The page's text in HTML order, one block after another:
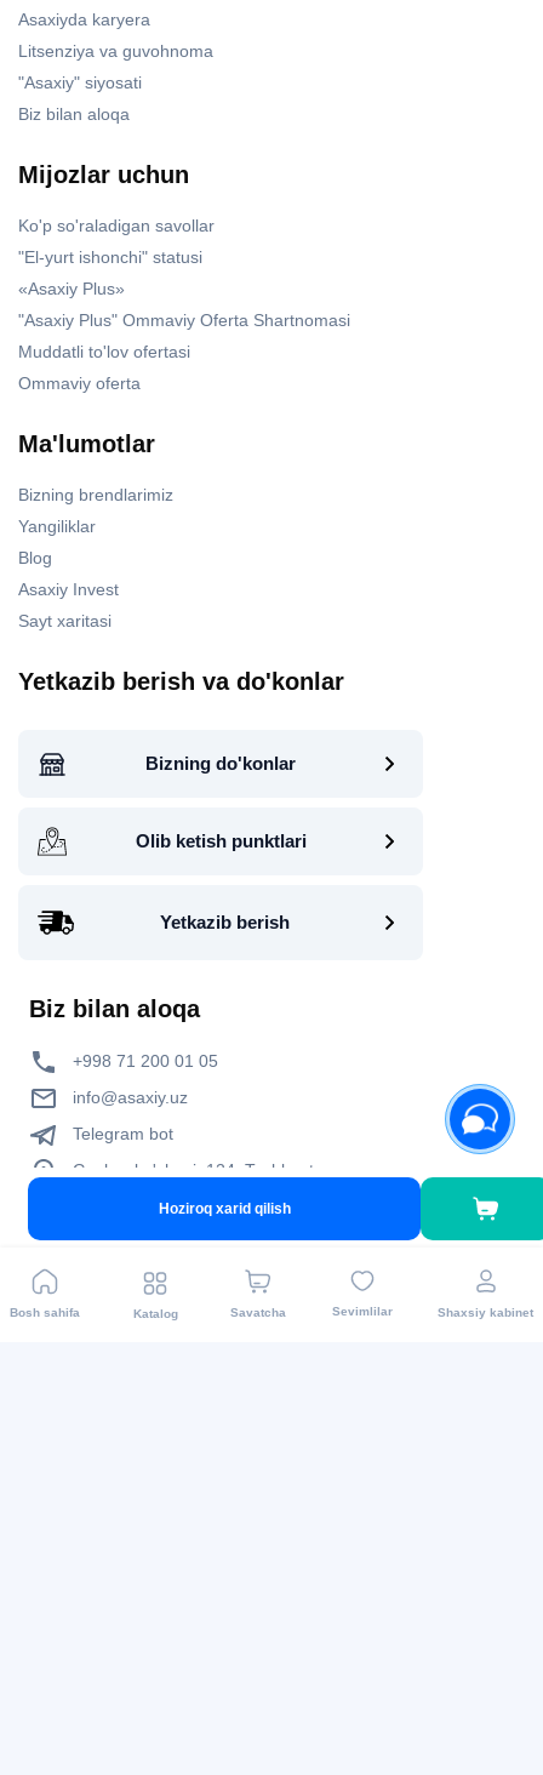
Bosh sahifa Katalog Savatcha Sevimlilar Shaxsiy kabinet
Hoziroq xarid qilish
Asaxiyda karyera
Litsenziya va guvohnoma
"Asaxiy" siyosati
Biz bilan aloqa
Mijozlar uchun
Ko'p so'raladigan savollar
"El-yurt ishonchi" statusi
«Asaxiy Plus»
"Asaxiy Plus" Ommaviy Oferta Shartnomasi
Muddatli to'lov ofertasi
Ommaviy oferta
Ma'lumotlar
Bizning brendlarimiz
Yangiliklar
Blog
Asaxiy Invest
Sayt xaritasi
Yetkazib berish va do'konlar
Bizning do'konlar
Olib ketish punktlari
Yetkazib berish
Biz bilan aloqa
+998 71 200 01 05
info@asaxiy.uz
Telegram bot
Gavhar ko'chasi, 124, Toshkent
To'lov turlari